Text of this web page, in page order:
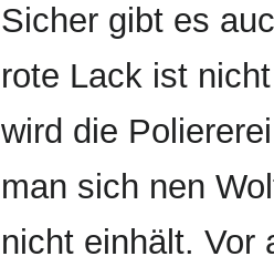
Sicher gibt es
rote Lack ist
wird die
man sich nen
nicht einhält. Vor